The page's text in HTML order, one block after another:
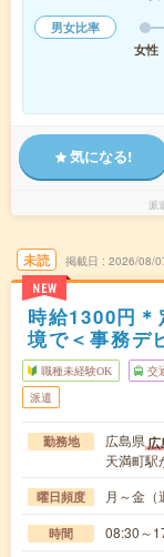
男女比率
女性
気になる!
派
未読
NEW
掲載日 2026/08/
時給1300円
境で＜事務デ
職種未経験OK 交
派遣
勤務地 広島県広
天満町駅
曜日頻度 月～金
時間 08:30～